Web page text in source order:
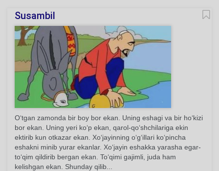
Susambil
O‘tgan zamonda bir boy bor ekan. Uning eshagi va bir ho‘kizi
bor ekan. Uning yeri ko‘p ekan, qarol-qo‘shchilariga ekin
ektirib kun otkazar ekan. Xo‘jayinning o‘g‘illari ko‘pincha
eshakni minib yurar ekanlar. Xo‘jayin eshakka yarasha egar-
to‘qim qildirib bergan ekan. To‘qimi gajimli, juda ham
kelishgan ekan. Shunday qilib...